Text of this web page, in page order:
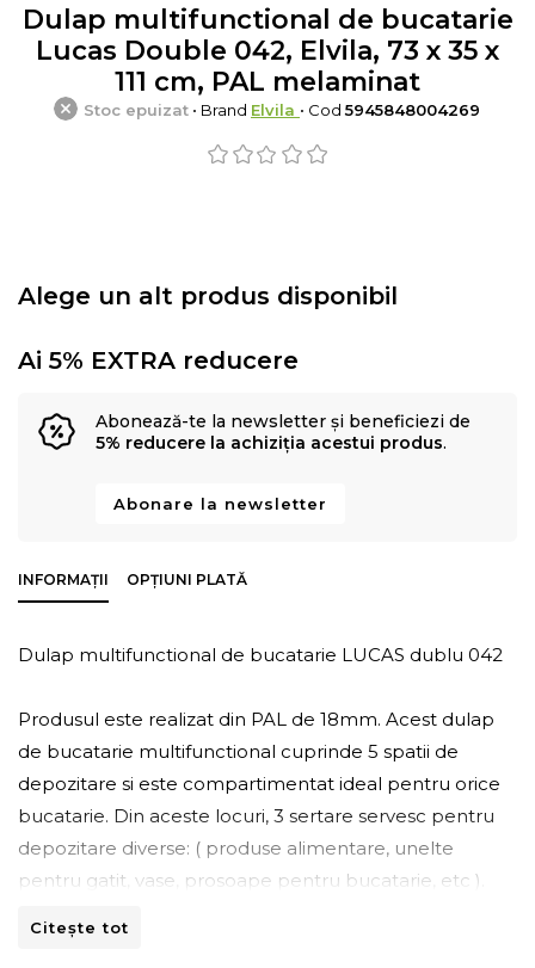
Dulap multifunctional de bucatarie
Lucas Double 042, Elvila, 73 x 35 x
111 cm, PAL melaminat
Stoc epuizat • Brand Elvila • Cod5945848004269
Alege un alt produs disponibil
Ai 5% EXTRA reducere
Abonează-te la newsletter și beneficiezi de
5% reducere la achiziția acestui produs.
Abonare la newsletter
INFORMAȚII OPȚIUNI PLATĂ
Dulap multifunctional de bucatarie LUCAS dublu 042
Produsul este realizat din PAL de 18mm. Acest dulap
de bucatarie multifunctional cuprinde 5 spatii de
depozitare si este compartimentat ideal pentru orice
bucatarie. Din aceste locuri, 3 sertare servesc pentru
depozitare diverse: ( produse alimentare, unelte
pentru gatit, vase, prosoape pentru bucatarie, etc ).
destinat organizarii tacamurilor, lucru care este
Citește tot